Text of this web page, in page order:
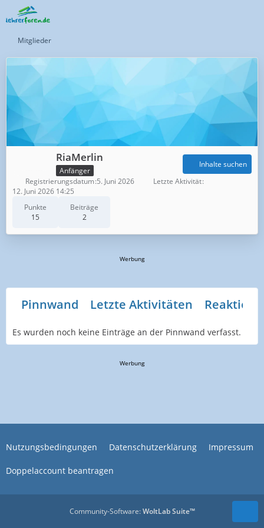
Mitglieder
RiaMerlin
Anfänger
Punkte
15
Beiträge
2
Inhalte suchen
Registrierungsdatum 5. Juni 2026
Letzte Aktivität
12. Juni 2026 14:25
Werbung
Pinnwand Letzte Aktivitäten
Es wurden noch keine Einträge an der Pinnwand verfasst.
Werbung
Nutzungsbedingungen Datenschutzerklärung Impressum
Doppelaccount beantragen
Community-Software:WoltLab Suite™